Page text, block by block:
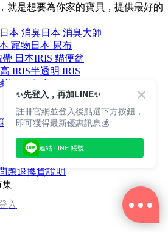
就是想要為你家的寶貝，提供最好的
日本 消臭日本 消臭大師
寵物 日本 尿布
帶 日本IRIS 貓便盆
IRIS半透明 IRIS
文章
題退換貨說明
集
入
✨先登入，再加LINE✨
註冊官網並登入後點選下方按鈕，
即可獲得最新優惠訊息💰
連結 LINE 帳號